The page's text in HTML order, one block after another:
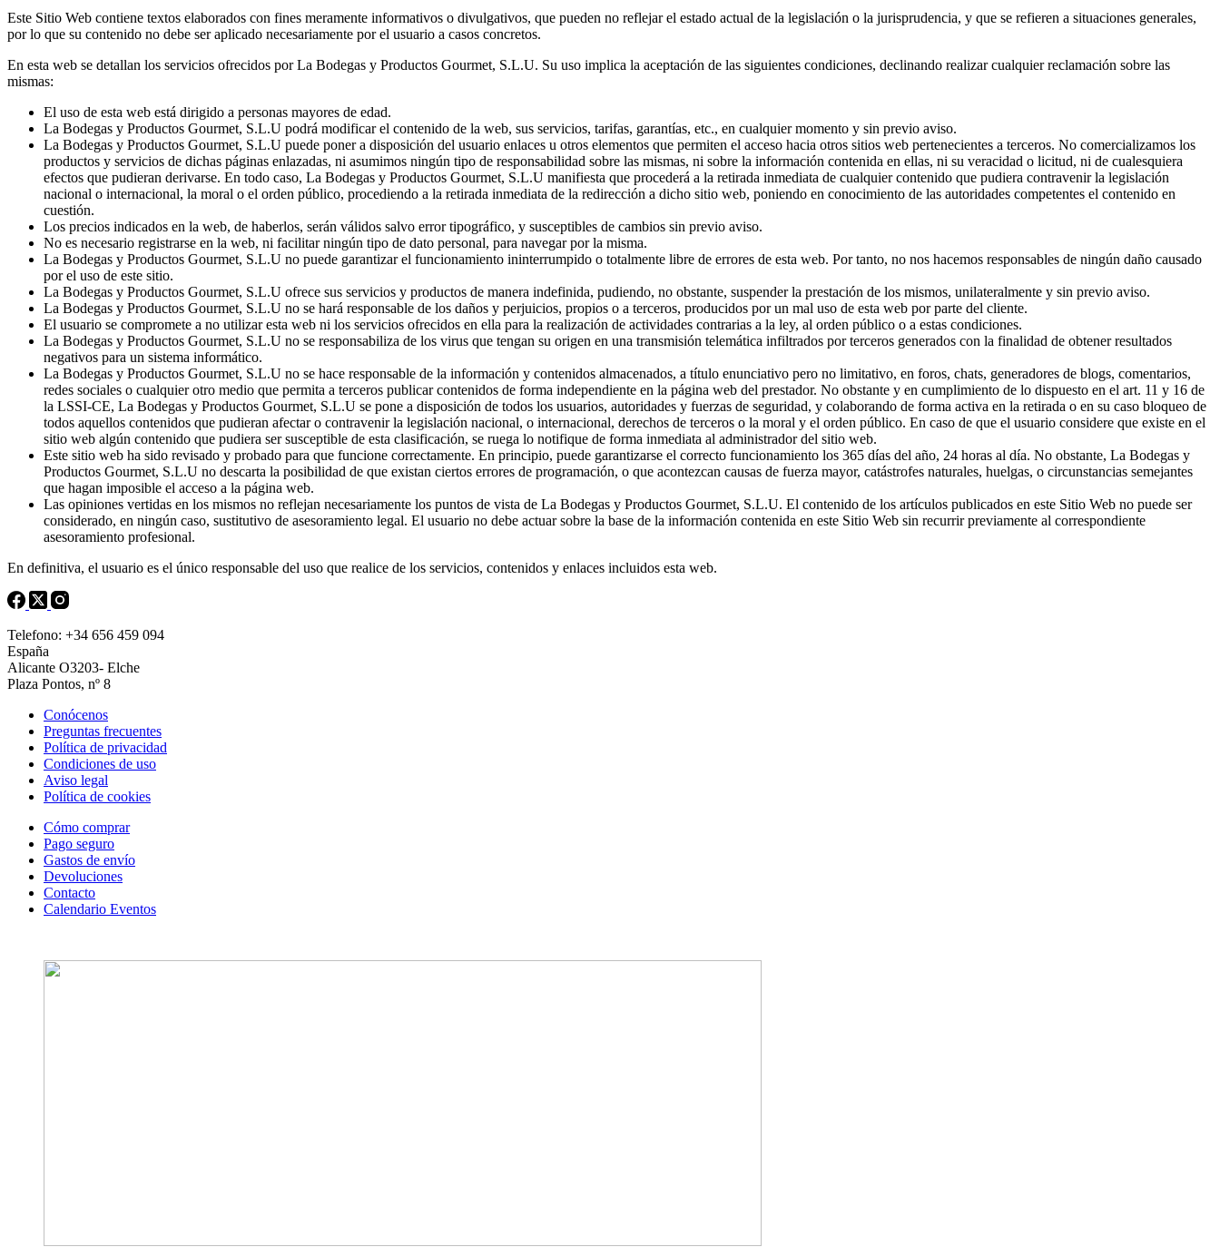
Este Sitio Web contiene textos elaborados con fines meramente informativos o divulgativos, que pueden no reflejar el estado actual de la legislación o la jurisprudencia, y que se refieren a situaciones generales,
por lo que su contenido no debe ser aplicado necesariamente por el usuario a casos concretos.
En esta web se detallan los servicios ofrecidos por La Bodegas y Productos Gourmet, S.L.U. Su uso implica la aceptación de las siguientes condiciones, declinando realizar cualquier reclamación sobre las
mismas:
El uso de esta web está dirigido a personas mayores de edad.
La Bodegas y Productos Gourmet, S.L.U podrá modificar el contenido de la web, sus servicios, tarifas, garantías, etc., en cualquier momento y sin previo aviso.
La Bodegas y Productos Gourmet, S.L.U puede poner a disposición del usuario enlaces u otros elementos que permiten el acceso hacia otros sitios web pertenecientes a terceros. No comercializamos los
productos y servicios de dichas páginas enlazadas, ni asumimos ningún tipo de responsabilidad sobre las mismas, ni sobre la información contenida en ellas, ni su veracidad o licitud, ni de cualesquiera
efectos que pudieran derivarse. En todo caso, La Bodegas y Productos Gourmet, S.L.U manifiesta que procederá a la retirada inmediata de cualquier contenido que pudiera contravenir la legislación
nacional o internacional, la moral o el orden público, procediendo a la retirada inmediata de la redirección a dicho sitio web, poniendo en conocimiento de las autoridades competentes el contenido en
cuestión.
Los precios indicados en la web, de haberlos, serán válidos salvo error tipográfico, y susceptibles de cambios sin previo aviso.
No es necesario registrarse en la web, ni facilitar ningún tipo de dato personal, para navegar por la misma.
La Bodegas y Productos Gourmet, S.L.U no puede garantizar el funcionamiento ininterrumpido o totalmente libre de errores de esta web. Por tanto, no nos hacemos responsables de ningún daño causado
por el uso de este sitio.
La Bodegas y Productos Gourmet, S.L.U ofrece sus servicios y productos de manera indefinida, pudiendo, no obstante, suspender la prestación de los mismos, unilateralmente y sin previo aviso.
La Bodegas y Productos Gourmet, S.L.U no se hará responsable de los daños y perjuicios, propios o a terceros, producidos por un mal uso de esta web por parte del cliente.
El usuario se compromete a no utilizar esta web ni los servicios ofrecidos en ella para la realización de actividades contrarias a la ley, al orden público o a estas condiciones.
La Bodegas y Productos Gourmet, S.L.U no se responsabiliza de los virus que tengan su origen en una transmisión telemática infiltrados por terceros generados con la finalidad de obtener resultados
negativos para un sistema informático.
La Bodegas y Productos Gourmet, S.L.U no se hace responsable de la información y contenidos almacenados, a título enunciativo pero no limitativo, en foros, chats, generadores de blogs, comentarios,
redes sociales o cualquier otro medio que permita a terceros publicar contenidos de forma independiente en la página web del prestador. No obstante y en cumplimiento de lo dispuesto en el art. 11 y 16 de
la LSSI-CE, La Bodegas y Productos Gourmet, S.L.U se pone a disposición de todos los usuarios, autoridades y fuerzas de seguridad, y colaborando de forma activa en la retirada o en su caso bloqueo de
todos aquellos contenidos que pudieran afectar o contravenir la legislación nacional, o internacional, derechos de terceros o la moral y el orden público. En caso de que el usuario considere que existe en el
sitio web algún contenido que pudiera ser susceptible de esta clasificación, se ruega lo notifique de forma inmediata al administrador del sitio web.
Este sitio web ha sido revisado y probado para que funcione correctamente. En principio, puede garantizarse el correcto funcionamiento los 365 días del año, 24 horas al día. No obstante, La Bodegas y
Productos Gourmet, S.L.U no descarta la posibilidad de que existan ciertos errores de programación, o que acontezcan causas de fuerza mayor, catástrofes naturales, huelgas, o circunstancias semejantes
que hagan imposible el acceso a la página web.
Las opiniones vertidas en los mismos no reflejan necesariamente los puntos de vista de La Bodegas y Productos Gourmet, S.L.U. El contenido de los artículos publicados en este Sitio Web no puede ser
considerado, en ningún caso, sustitutivo de asesoramiento legal. El usuario no debe actuar sobre la base de la información contenida en este Sitio Web sin recurrir previamente al correspondiente
asesoramiento profesional.
En definitiva, el usuario es el único responsable del uso que realice de los servicios, contenidos y enlaces incluidos esta web.
Telefono: +34 656 459 094
España
Alicante O3203- Elche
Plaza Pontos, nº 8
Conócenos
Preguntas frecuentes
Política de privacidad
Condiciones de uso
Aviso legal
Política de cookies
Cómo comprar
Pago seguro
Gastos de envío
Devoluciones
Contacto
Calendario Eventos